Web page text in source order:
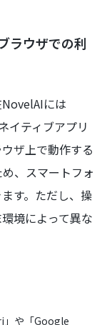
ラウザでの利
には
イティブアプリ
ザ上で動作する
、スマートフォ
す。ただし、操
境によって異な
」や「Google